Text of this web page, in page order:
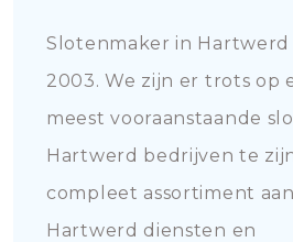
Slotenmaker in
2003. We zijn er trots op
meest vooraanstaande
Hartwerd bedrijven te
compleet assortiment
Hartwerd diensten en